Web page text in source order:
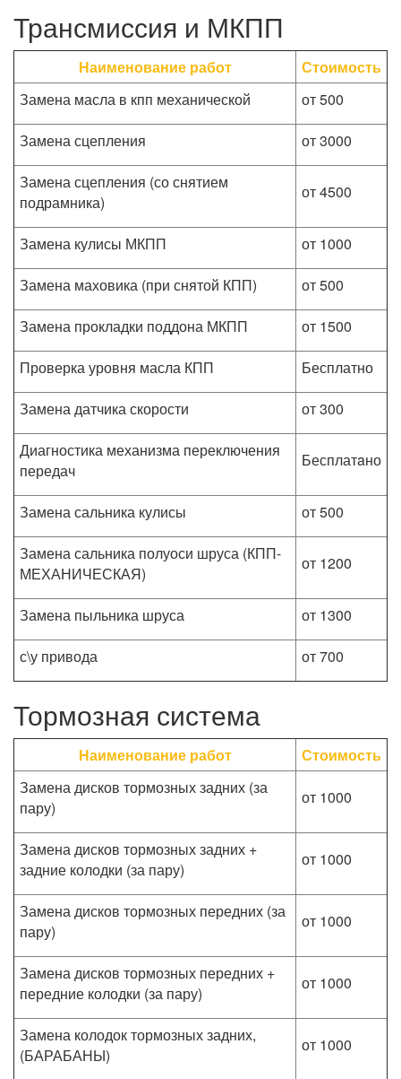
Трансмиссия и МКПП
Наименование работ
Стоимость
Замена масла в кпп механической
от 500
Замена сцепления
от 3000
Замена сцепления (со снятием
подрамника)
от 4500
Замена кулисы МКПП
от 1000
Замена маховика (при снятой КПП)
от 500
Замена прокладки поддона МКПП
от 1500
Проверка уровня масла КПП
Бесплатно
Замена датчика скорости
от 300
Диагностика механизма переключения
передач
Бесплатaно
Замена сальника кулисы
от 500
Замена сальника полуоси шруса (КПП-
МЕХАНИЧЕСКАЯ)
от 1200
Замена пыльника шруса
от 1300
с\у привода
от 700
Тормозная система
Наименование работ
Стоимость
Замена дисков тормозных задних (за
пару)
от 1000
Замена дисков тормозных задних +
задние колодки (за пару)
от 1000
Замена дисков тормозных передних (за
пару)
от 1000
Замена дисков тормозных передних +
передние колодки (за пару)
от 1000
Замена колодок тормозных задних,
(БАРАБАНЫ)
от 1000